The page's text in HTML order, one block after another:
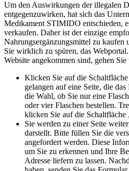
Um den Auswirkungen der illegalen
entgegenzuwirken, hat sich das
Medikament STIMIDO entschieden,
verkaufen. Daher ist der einzige
Nahrungsergänzungsmittel zu kaufen
Sie wirklich zu spüren, das
Website angekommen sind, gehen
Klicken Sie auf die
gelangen auf eine Seite, die
die Wahl, ob Sie nur eine
oder vier Flaschen bestellen.
klicken Sie auf die Schaltfläche
Sie werden zu einer Seite
darstellt. Bitte füllen Sie die
angefordert werden. Diese
um Sie zu erkennen und Ihre
Adresse liefern zu lassen.